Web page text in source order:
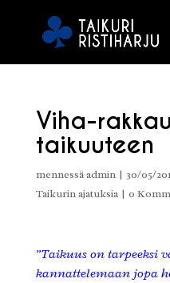
Viha-
taikuuteen
mennessäadmin| 30/05/
Taikurin ajatuksia| 0
”Taikuus on tarpeeksi
kannattelemaan jopa